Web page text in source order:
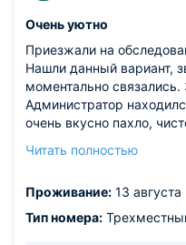
Очень уютно
Приезжали на
Нашли данный вариант,
моментально
Администратор
очень вкусно пахло,
выспались. Мы
посетить Ижевск, то
Читать полностью
Проживание: 13
Тип номера: